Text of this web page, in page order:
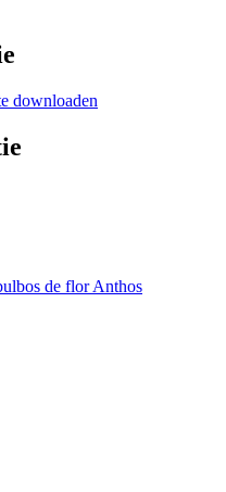
downloaden
de flor Anthos